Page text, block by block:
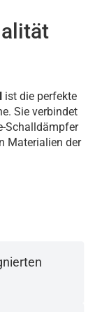
ist die perfekte
Sie verbindet
Schalldämpfer
Materialien der